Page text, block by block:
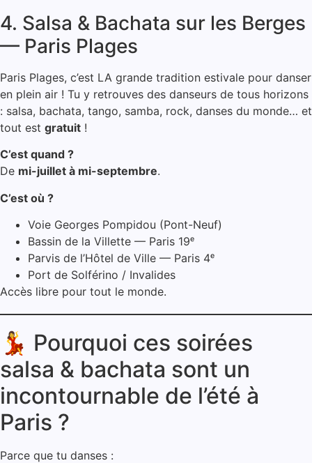
4. Salsa & Bachata sur les Berges
— Paris Plages
Paris Plages, c’est LA grande tradition estivale pour danser
en plein air ! Tu y retrouves des danseurs de tous horizons
: salsa, bachata, tango, samba, rock, danses du monde… et
tout est gratuit !
C’est quand ?
De mi-juillet à mi-septembre.
C’est où ?
Voie Georges Pompidou (Pont-Neuf)
Bassin de la Villette — Paris 19ᵉ
Parvis de l’Hôtel de Ville — Paris 4ᵉ
Port de Solférino / Invalides
Accès libre pour tout le monde.
💃 Pourquoi ces soirées
salsa & bachata sont un
incontournable de l’été à
Paris ?
Parce que tu danses :